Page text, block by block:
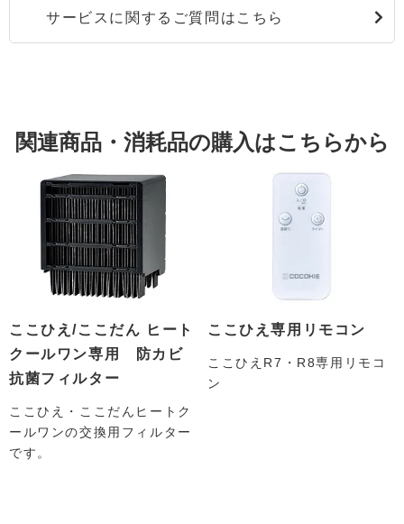
サービスに関するご質問はこちら
関連商品・消耗品の購入はこちらから
ここひえ/ここだん ヒート
クールワン専用 防カビ
抗菌フィルター
ここひえ・ここだんヒートク
ールワンの交換用フィルター
です。
ここひえ専用リモコン
ここひえR7・R8専用リモコ
ン